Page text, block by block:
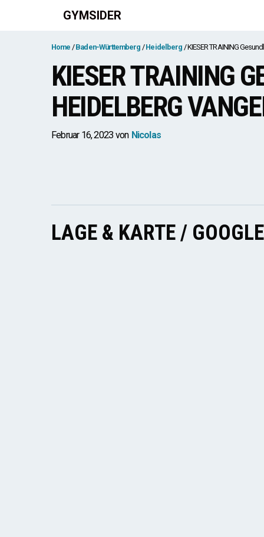
GYMSIDER
Home Baden-Württemberg Heidelberg KIESER TRAINING
KIESER TRAINING
HEIDELBERG
Februar 16, 2023 von Nicolas
LAGE & KARTE /